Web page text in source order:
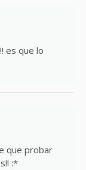
es que lo
que probar
:*